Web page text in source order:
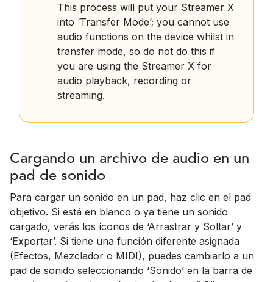
This process will put your Streamer X
into ‘Transfer Mode’; you cannot use
audio functions on the device whilst in
transfer mode, so do not do this if
you are using the Streamer X for
audio playback, recording or
streaming.
Cargando un archivo de audio en un
pad de sonido
Para cargar un sonido en un pad, haz clic en el pad
objetivo. Si está en blanco o ya tiene un sonido
cargado, verás los íconos de ‘Arrastrar y Soltar’ y
‘Exportar’. Si tiene una función diferente asignada
(Efectos, Mezclador o MIDI), puedes cambiarlo a un
pad de sonido seleccionando ‘Sonido’ en la barra de